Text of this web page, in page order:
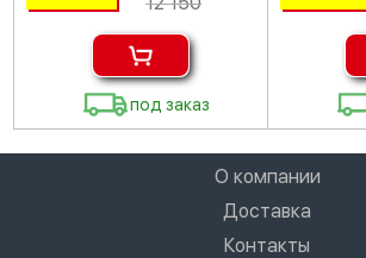
под заказ
О компании
Доставка
Контакты